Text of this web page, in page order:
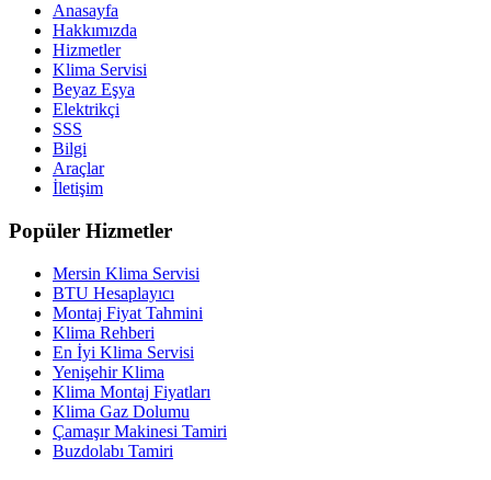
Anasayfa
Hakkımızda
Hizmetler
Klima Servisi
Beyaz Eşya
Elektrikçi
SSS
Bilgi
Araçlar
İletişim
Popüler Hizmetler
Mersin Klima Servisi
BTU Hesaplayıcı
Montaj Fiyat Tahmini
Klima Rehberi
En İyi Klima Servisi
Yenişehir Klima
Klima Montaj Fiyatları
Klima Gaz Dolumu
Çamaşır Makinesi Tamiri
Buzdolabı Tamiri